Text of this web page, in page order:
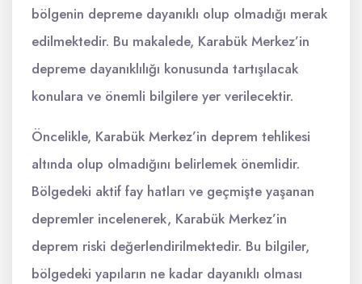
bölgenin depreme dayanıklı olup olmadığı merak
edilmektedir. Bu makalede, Karabük Merkez’in
depreme dayanıklılığı konusunda tartışılacak
konulara ve önemli bilgilere yer verilecektir.
Öncelikle, Karabük Merkez’in deprem tehlikesi
altında olup olmadığını belirlemek önemlidir.
Bölgedeki aktif fay hatları ve geçmişte yaşanan
depremler incelenerek, Karabük Merkez’in
deprem riski değerlendirilmektedir. Bu bilgiler,
bölgedeki yapıların ne kadar dayanıklı olması